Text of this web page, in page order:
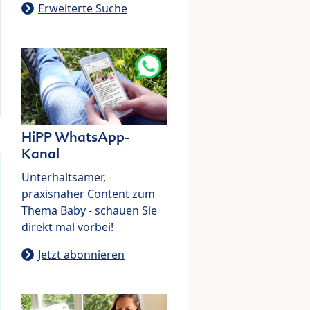
Erweiterte Suche
HiPP WhatsApp-
Kanal
Unterhaltsamer,
praxisnaher Content zum
Thema Baby - schauen Sie
direkt mal vorbei!
Jetzt abonnieren